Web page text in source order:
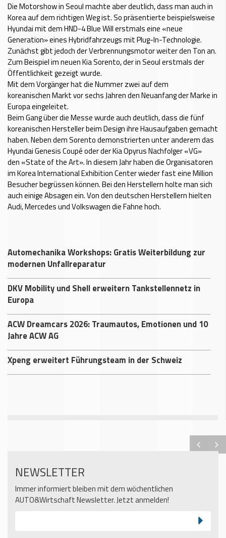
Die Motorshow in Seoul machte aber deutlich, dass man auch in
Korea auf dem richtigen Weg ist. So präsentierte beispielsweise
Hyundai mit dem HND-4 Blue Will erstmals eine «neue
Generation» eines Hybridfahrzeugs mit Plug-In-Technologie.
Zunächst gibt jedoch der Verbrennungsmotor weiter den Ton an.
Zum Beispiel im neuen Kia Sorento, der in Seoul erstmals der
Öffentlichkeit gezeigt wurde.
Mit dem Vorgänger hat die Nummer zwei auf dem
koreanischen Markt vor sechs Jahren den Neuanfang der Marke in
Europa eingeleitet.
Beim Gang über die Messe wurde auch deutlich, dass die fünf
koreanischen Hersteller beim Design ihre Hausaufgaben gemacht
haben. Neben dem Sorento demonstrierten unter anderem das
Hyundai Genesis Coupé oder der Kia Opyrus Nachfolger «VG»
den «State of the Art». In diesem Jahr haben die Organisatoren
im Korea International Exhibition Center wieder fast eine Million
Besucher begrüssen können. Bei den Herstellern holte man sich
auch einige Absagen ein. Von den deutschen Herstellern hielten
Audi, Mercedes und Volkswagen die Fahne hoch.
Automechanika Workshops: Gratis Weiterbildung zur
modernen Unfallreparatur
DKV Mobility und Shell erweitern Tankstellennetz in
Europa
ACW Dreamcars 2026: Traumautos, Emotionen und 10
Jahre ACW AG
Xpeng erweitert Führungsteam in der Schweiz
NEWSLETTER
Immer informiert bleiben mit dem wöchentlichen
AUTO&Wirtschaft Newsletter. Jetzt anmelden!